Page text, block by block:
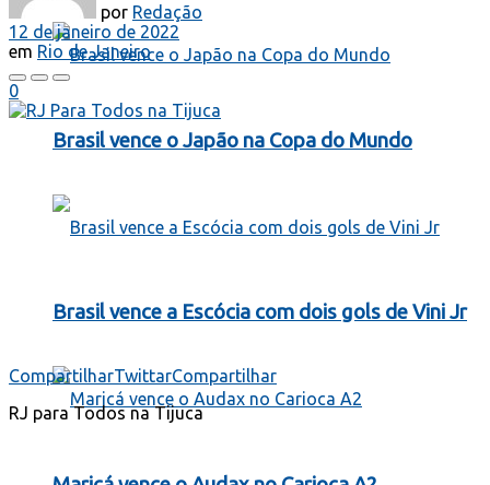
Brasil vence o Japão na Copa do Mundo
Brasil vence a Escócia com dois gols de Vini Jr
por Redação
12 de janeiro de 2022
em Rio de Janeiro
0
CompartilharTwittarCompartilhar
RJ para Todos na Tijuca